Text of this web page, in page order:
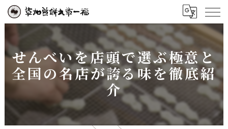
せんべいを店頭で選ぶ極意と
全国の名店が誇る味を徹底紹
介